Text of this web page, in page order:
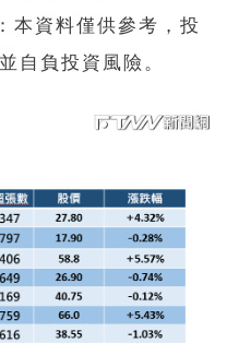
本資料僅供參考，投
自負投資風險。